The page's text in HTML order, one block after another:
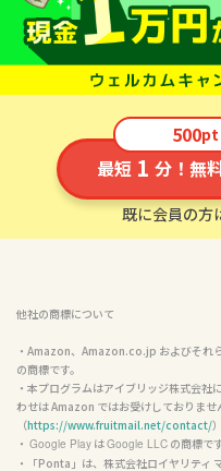
500pt
最短 1 分！無
既に会員の方
他社の商標について
・Amazon、Amazon.co.jp およびそれ
の商標です。
・本プログラムはアイブリッジ株式会社
わせは Amazon ではお受けしておりま
（https://www.fruitmail.net/contact/
・ Google Play は Google LLC の商標です
・「Ponta」は、株式会社ロイヤリティ